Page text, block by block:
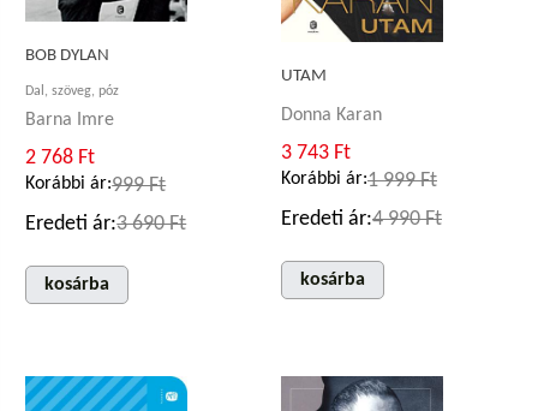
BOB DYLAN
Dal, szöveg, póz
Barna Imre
2 768 Ft
Korábbi ár:999 Ft
Eredeti ár:3 690 Ft
kosárba
UTAM
Donna Karan
3 743 Ft
Korábbi ár:1 999 Ft
Eredeti ár:4 990 Ft
kosárba